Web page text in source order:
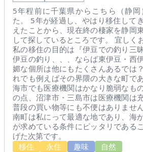
5年程前に千葉県からこちら（静
た。 5年が経過し、やはり移住して
えたことから、現在終の棲家を静岡
して探しているところです。 宜しく
私の移住の目的は『伊豆での釣り三
伊豆の釣り、、、ならば東伊豆・西
媚な個所は他にもたくさんあるで
れでも例えばその界隈の大きな町で
海市でも医療機関はかなり脆弱なも
の点、沼津市・三島市は医療機関は
普段の買い物等にも不便はありませ
南町は私にって最適な地であり、海
が求めている条件にピッタリである
げた次第です。
移住
永住 趣味 自然